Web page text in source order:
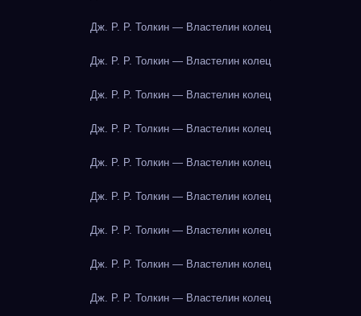
Дж. Р. Р. Толкин — Властелин колец
Дж. Р. Р. Толкин — Властелин колец
Дж. Р. Р. Толкин — Властелин колец
Дж. Р. Р. Толкин — Властелин колец
Дж. Р. Р. Толкин — Властелин колец
Дж. Р. Р. Толкин — Властелин колец
Дж. Р. Р. Толкин — Властелин колец
Дж. Р. Р. Толкин — Властелин колец
Дж. Р. Р. Толкин — Властелин колец